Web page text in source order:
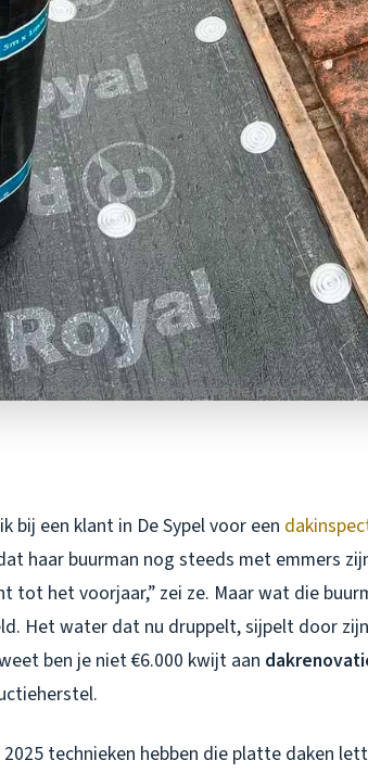
bij een klant in De Sypel voor een
haar buurman nog steeds met emmers
tot het voorjaar,” zei ze. Maar wat die
Het water dat nu druppelt, sijpelt door
ben je niet €6.000 kwijt aan
technieken hebben die platte daken